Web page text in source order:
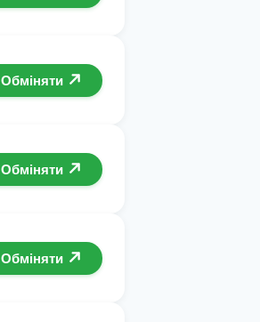
Обміняти
Обміняти
Обміняти